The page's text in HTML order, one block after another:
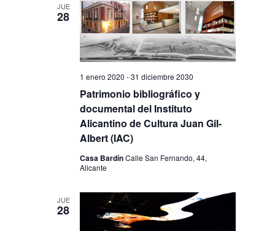
Eventos
JUE
28
Patrimonio bibliográfico y
documental del Instituto
Alicantino de Cultura Juan Gil-
Albert (IAC)
1 enero 2020 -31 diciembre 2030
Casa BardínCalle San Fernando, 44,
Alicante
JUE
28